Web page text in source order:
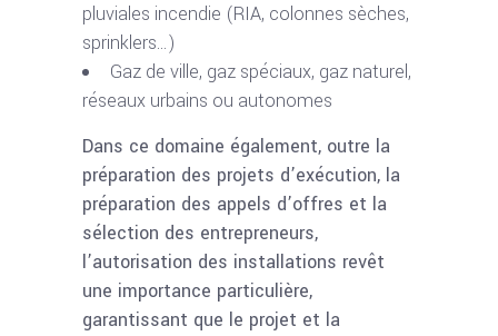
pluviales incendie (RIA, colonnes sèches,
sprinklers…)
Gaz de ville, gaz spéciaux, gaz naturel,
réseaux urbains ou autonomes
Dans ce domaine également, outre la
préparation des projets d’exécution, la
préparation des appels d’offres et la
sélection des entrepreneurs,
l’autorisation des installations revêt
une importance particulière,
garantissant que le projet et la